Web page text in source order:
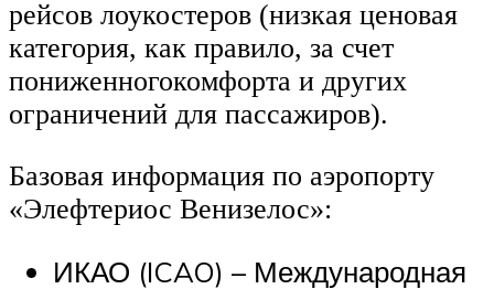
рейсов лоукостеров (низкая ценовая
категория, как правило, за счет
пониженногокомфорта и других
ограничений для пассажиров).
Базовая информация по аэропорту
«Элефтериос Венизелос»:
ИКАО (ICAO) – Международная